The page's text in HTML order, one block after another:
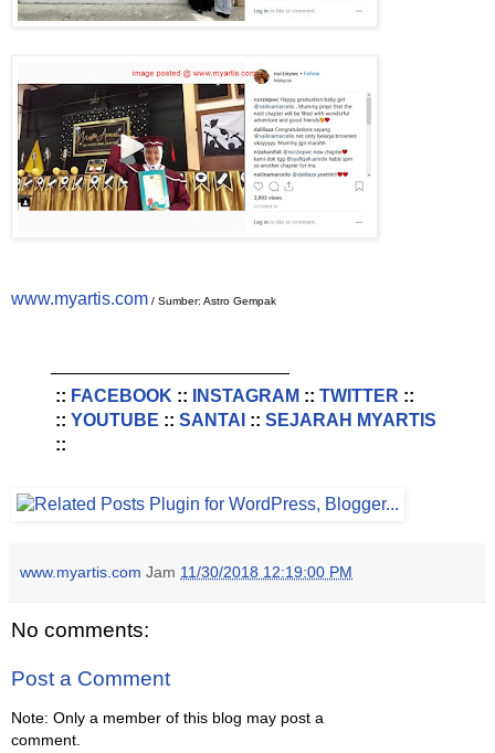
www.myartis.com / Sumber: Astro Gempak
:: FACEBOOK:: INSTAGRAM :: TWITTER ::
:: YOUTUBE :: SANTAI :: SEJARAH MYARTIS
::
www.myartis.com Jam 11/30/2018 12:19:00 PM
No comments:
Post a Comment
Note: Only a member of this blog may post a
comment.